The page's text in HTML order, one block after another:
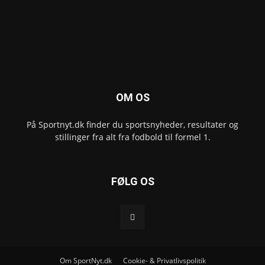
OM OS
På Sportnyt.dk finder du sportsnyheder, resultater og
stillinger fra alt fra fodbold til formel 1.
FØLG OS
Om SportNyt.dk Cookie- & Privatlivspolitik